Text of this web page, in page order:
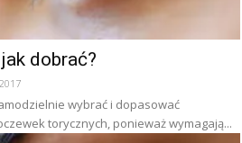
dobrać?
wybrać i dopasować
torycznych, ponieważ wymagają...